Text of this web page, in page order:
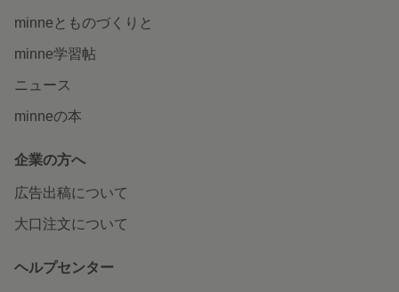
minneとものづくりと
minne学習帖
ニュース
minneの本
企業の方へ
広告出稿について
大口注文について
ヘルプセンター